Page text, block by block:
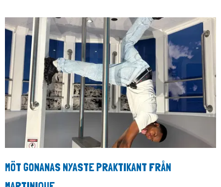
MÖT GONANAS NYASTE PRAKTIKANT FRÅN